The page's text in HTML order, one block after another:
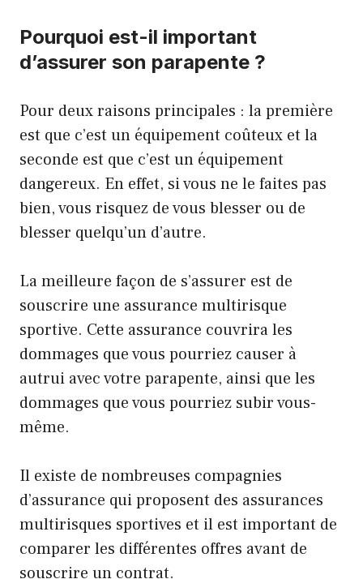
Pourquoi est-il important
d’assurer son parapente ?
Pour deux raisons principales : la première
est que c’est un équipement coûteux et la
seconde est que c’est un équipement
dangereux. En effet, si vous ne le faites pas
bien, vous risquez de vous blesser ou de
blesser quelqu’un d’autre.
La meilleure façon de s’assurer est de
souscrire une assurance multirisque
sportive. Cette assurance couvrira les
dommages que vous pourriez causer à
autrui avec votre parapente, ainsi que les
dommages que vous pourriez subir vous-
même.
Il existe de nombreuses compagnies
d’assurance qui proposent des assurances
multirisques sportives et il est important de
comparer les différentes offres avant de
souscrire un contrat.